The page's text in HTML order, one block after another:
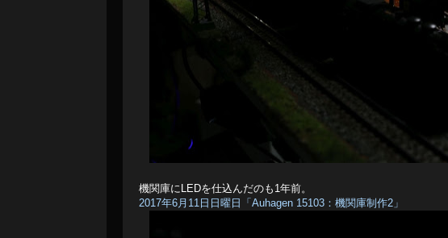
機関庫にLEDを仕込んだのも1年前。
2017年6月11日日曜日「Auhagen 15103：機関庫制作2」